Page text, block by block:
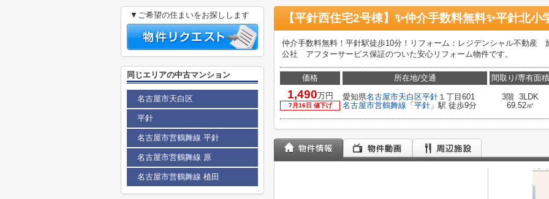
【平針西住宅2号棟】✨️仲介手数料無料✨️平針北
仲介手数料無料！平針駅徒歩10分！リフォーム：レジデンシャル不動
公社 アフターサービス保証のついた安心リフォーム物件です。
価格
1,490万円
7月16日 値下げ
所在地/交通
愛知県名古屋市天白区平針 １丁目601
名古屋市営鶴舞線 「 平針 」駅 徒歩9分
間取り/専有面積
3階 3LDK
69.52㎡
▼ご希望の住まいをお探しします
同じエリアの中古マンション
名古屋市天白区
平針
名古屋市営鶴舞線 平針
名古屋市営鶴舞線 原
名古屋市営鶴舞線 植田